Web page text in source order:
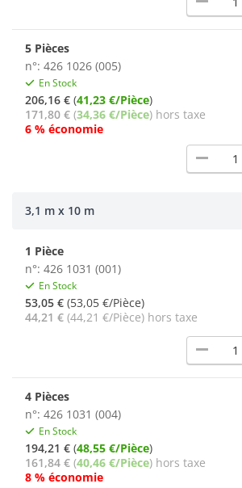
5 Pièces
n°: 426 1026 (005)
En Stock
206,16 € (41,23 €/Pièce)
171,80 € (34,36 €/Pièce) hors taxe
6 % économie
remove
3,1 m x 10 m
1 Pièce
n°: 426 1031 (001)
En Stock
53,05 € (53,05 €/Pièce)
44,21 € (44,21 €/Pièce) hors taxe
remove
4 Pièces
n°: 426 1031 (004)
En Stock
194,21 € (48,55 €/Pièce)
161,84 € (40,46 €/Pièce) hors taxe
8 % économie